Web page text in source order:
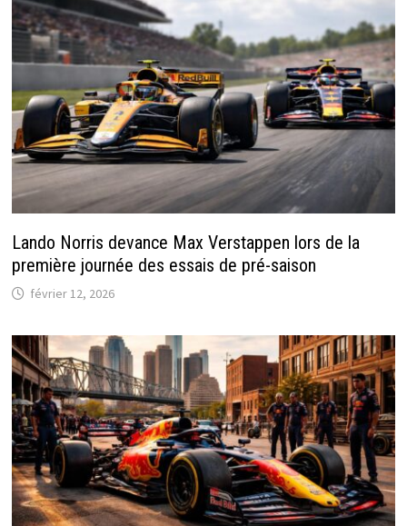
Lando Norris devance Max Verstappen lors de la
première journée des essais de pré-saison
février 12, 2026